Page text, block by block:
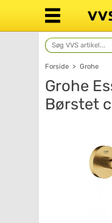
Forside > Grohe
Grohe
Børstet